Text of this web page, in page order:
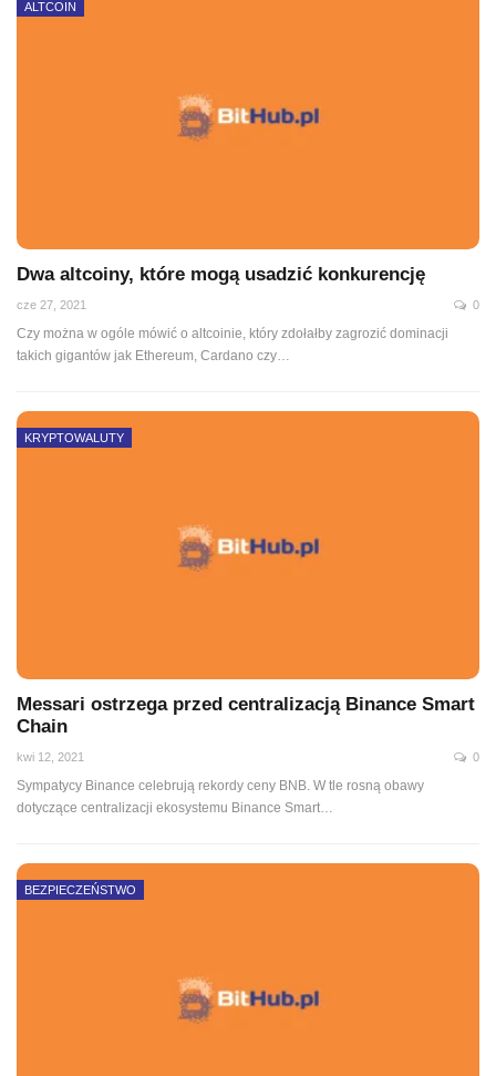
ALTCOIN
Dwa altcoiny, które mogą usadzić konkurencję
cze 27, 2021 0
Czy można w ogóle mówić o altcoinie, który zdołałby zagrozić dominacji
takich gigantów jak Ethereum, Cardano czy
KRYPTOWALUTY
Messari ostrzega przed centralizacją Binance Smart
Chain
kwi 12, 2021 0
Sympatycy Binance celebrują rekordy ceny BNB. W tle rosną obawy
dotyczące centralizacji ekosystemu Binance Smart…
BEZPIECZEŃSTWO